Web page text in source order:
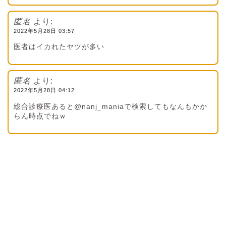
匿名 より:
2022年5月28日 03:57
医者はイカれたヤツが多い
匿名 より:
2022年5月28日 04:12
総合診療医あると@nanj_maniaで検索してもなんもかか
らん時点でねｗ